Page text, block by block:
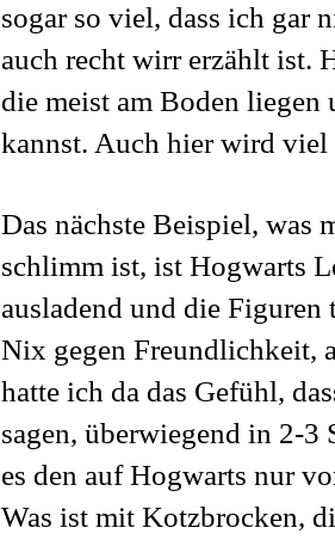
sogar so viel, dass ich gar
auch recht wirr erzählt ist.
die meist am Boden liegen
kannst. Auch hier wird viel
Das nächste Beispiel, was
schlimm ist, ist Hogwarts
ausladend und die
Nix gegen Freundlichkeit,
hatte ich da das Gefühl,
sagen, überwiegend in 2-3
es den auf Hogwarts nur
Was ist mit Kotzbrocken,